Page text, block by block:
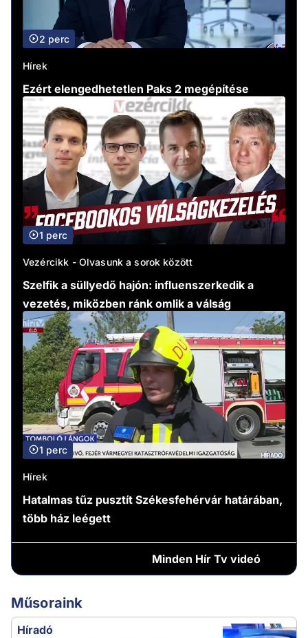
2 perc
Hírek
Ezért elengedhetetlen Paks 2 megépítése
1 perc
Vezércikk - Olvasunk a sorok között
Szelfik a süllyedő hajón: influenszerkedik a
vezetés, miközben ránk omlik a válság
1 perc
Hírek
Hatalmas tűz pusztít Székesfehérvár határában,
több ház leégett
Minden Hír Tv videó
Műsoraink
Híradó